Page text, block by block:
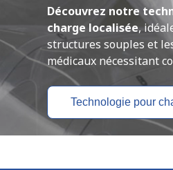
Découvrez notre
charge localisée,
structures souples et
médicaux nécessitant
Technologie pour